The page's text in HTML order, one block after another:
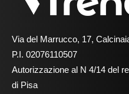
Via del Marrucco, 17,
P.I. 02076110507
Autorizzazione al N 4/14 del
di Pisa